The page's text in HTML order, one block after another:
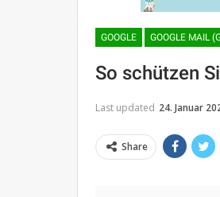
GOOGLE GOOGLE MAIL
So schützen
Last updated 24. Januar
Share